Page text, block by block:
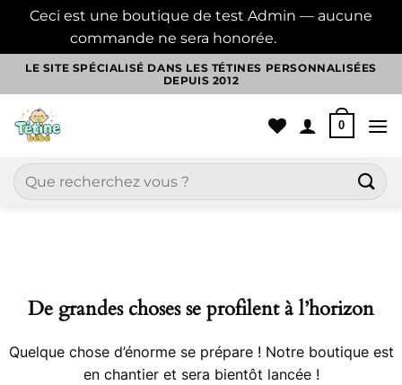
Ceci est une boutique de test Admin — aucune
commande ne sera honorée.
Passer
contenu
LE SITE SPÉCIALISÉ DANS LES TÉTINES PERSONNALISÉES
DEPUIS 2012
0
Recherche
pour :
De grandes choses se profilent à l’horizon
Quelque chose d’énorme se prépare ! Notre boutique est
en chantier et sera bientôt lancée !